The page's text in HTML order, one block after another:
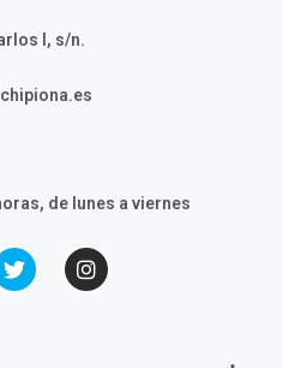
I, s/n.
de lunes a viernes